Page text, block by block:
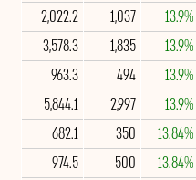
13.9%
1,037
2,022.2
13.9%
1,835
3,578.3
13.9%
494
963.3
13.9%
2,997
5,844.1
13.84%
350
682.1
13.84%
500
974.5